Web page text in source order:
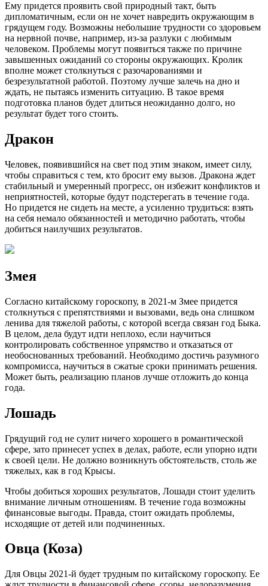
Ему придется проявить свой природный такт, быть
дипломатичным, если он не хочет навредить окружающим в
грядущем году. Возможны небольшие трудности со здоровьем
на нервной почве, например, из-за разлуки с любимым
человеком. Проблемы могут появиться также по причине
завышенных ожиданий со стороны окружающих. Кролик
вполне может столкнуться с разочарованиями и
безрезультатной работой. Поэтому лучше залечь на дно и
ждать, не пытаясь изменить ситуацию. В такое время
подготовка планов будет длиться неожиданно долго, но
результат будет того стоить.
Дракон
Человек, появившийся на свет под этим знаком, имеет силу,
чтобы справиться с тем, кто бросит ему вызов. Дракона ждет
стабильный и умеренный прогресс, он избежит конфликтов и
неприятностей, которые будут подстерегать в течение года.
Но придется не сидеть на месте, а усиленно трудиться: взять
на себя немало обязанностей и методично работать, чтобы
добиться наилучших результатов.
Змея
Согласно китайскому гороскопу, в 2021-м Змее придется
столкнуться с препятствиями и вызовами, ведь она слишком
ленива для тяжелой работы, с которой всегда связан год Быка.
В целом, дела будут идти неплохо, если научиться
контролировать собственное упрямство и отказаться от
необоснованных требований. Необходимо достичь разумного
компромисса, научиться в сжатые сроки принимать решения.
Может быть, реализацию планов лучше отложить до конца
года.
Лошадь
Грядущий год не сулит ничего хорошего в романтической
сфере, зато принесет успех в делах, работе, если упорно идти
к своей цели. Не должно возникнуть обстоятельств, столь же
тяжелых, как в год Крысы.
Чтобы добиться хороших результатов, Лошади стоит уделить
внимание личным отношениям. В течение года возможны
финансовые выгоды. Правда, стоит ожидать проблемы,
исходящие от детей или подчиненных.
Овца (Коза)
Для Овцы 2021-й будет трудным по китайскому гороскопу. Ее